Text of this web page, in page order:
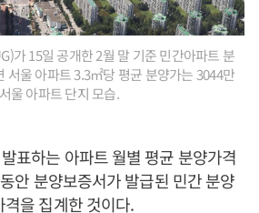
가 15일 공개한 2월 말 기준 민간아파트 분
서울 아파트 3.3㎡당 평균 분양가는 3044만
울 아파트 단지 모습.
표하는 아파트 월별 평균 분양가격
안 분양보증서가 발급된 민간 분양
을 집계한 것이다.